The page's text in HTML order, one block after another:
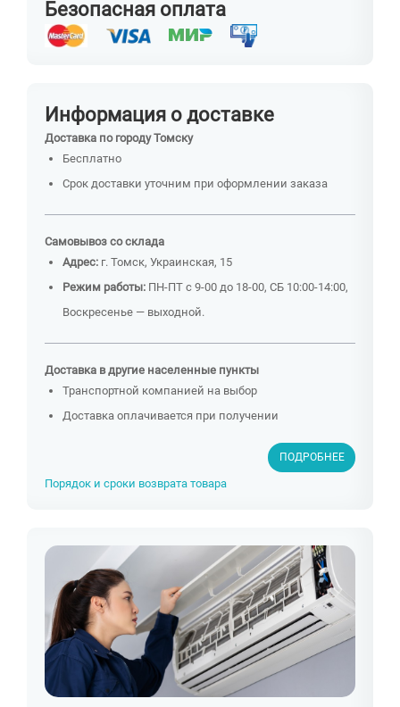
Безопасная оплата
Информация о доставке
Доставка по городу Томску
Бесплатно
Срок доставки уточним при оформлении заказа
Самовывоз со склада
Адрес: г. Томск, Украинская, 15
Режим работы: ПН-ПТ с 9-00 до 18-00, СБ 10:00-14:00,
Воскресенье — выходной.
Доставка в другие населенные пункты
Транспортной компанией на выбор
Доставка оплачивается при получении
ПОДРОБНЕЕ
Порядок и сроки возврата товара